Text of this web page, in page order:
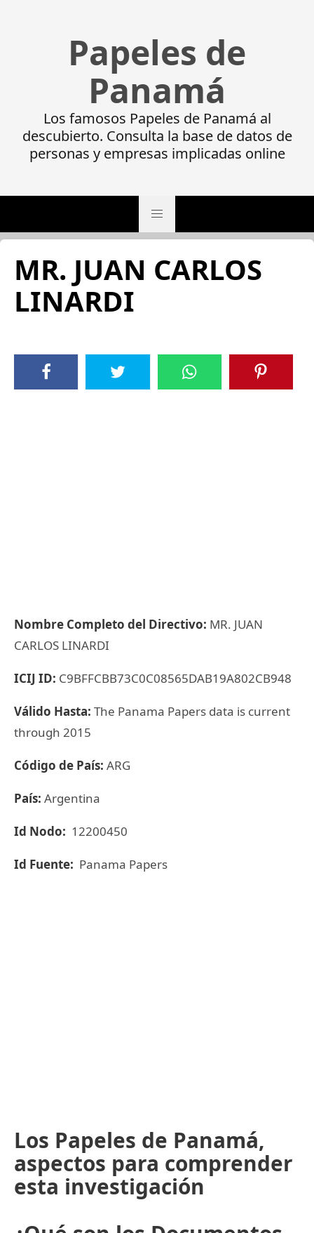
Papeles de
Panamá
Los famosos Papeles de Panamá al
descubierto. Consulta la base de datos de
personas y empresas implicadas online
MR. JUAN CARLOS
LINARDI
Nombre Completo del Directivo: MR. JUAN
CARLOS LINARDI
ICIJ ID: C9BFFCBB73C0C08565DAB19A802CB948
Válido Hasta: The Panama Papers data is current
through 2015
Código de País: ARG
País: Argentina
Id Nodo: 12200450
Id Fuente: Panama Papers
Los Papeles de Panamá,
aspectos para comprender
esta investigación